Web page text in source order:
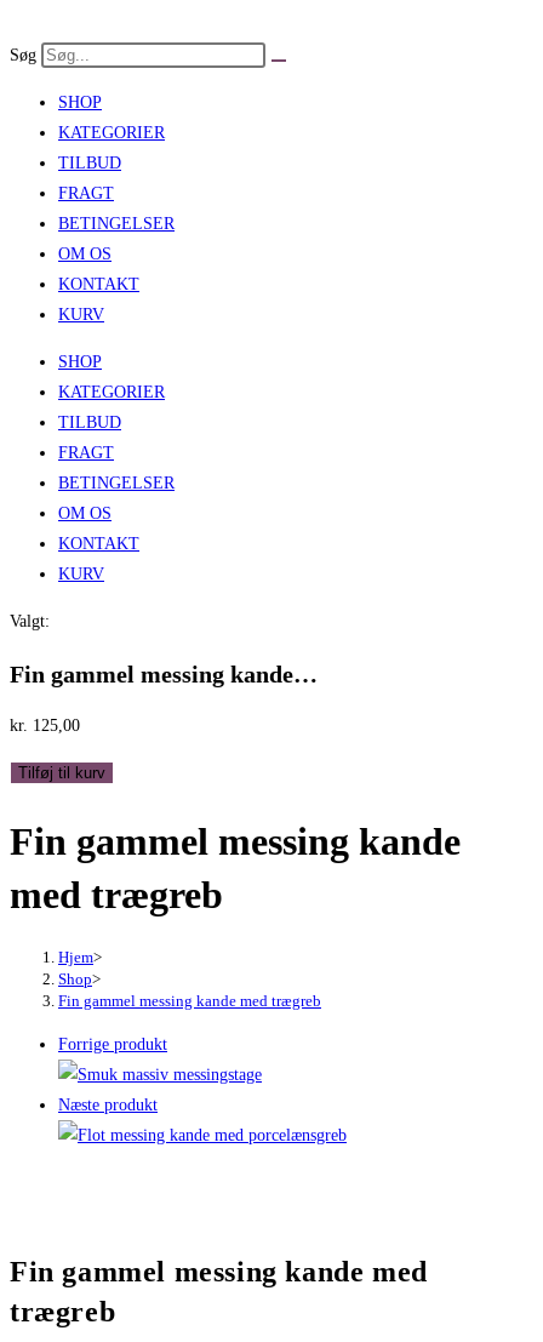
to
Søg
SHOP
KATEGORIER
TILBUD
FRAGT
BETINGELSER
OM OS
KONTAKT
KURV
SHOP
KATEGORIER
TILBUD
FRAGT
BETINGELSER
OM OS
KONTAKT
KURV
Valgt:
Fin gammel messing kande…
kr. 125,00
Fin
messing
med
Tilføj til kurv
Fin gammel messing kande
med trægreb
Hjem>
Shop>
Fin gammel messing kande med trægreb
Forrige produkt
Næste produkt
Fin gammel messing kande med
trægreb